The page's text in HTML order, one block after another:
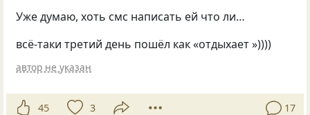
Уже думаю, хоть смс написать ей что ли…
всё-таки третий день пошёл как«отдыхает »))))
автор не указан
45 3 17